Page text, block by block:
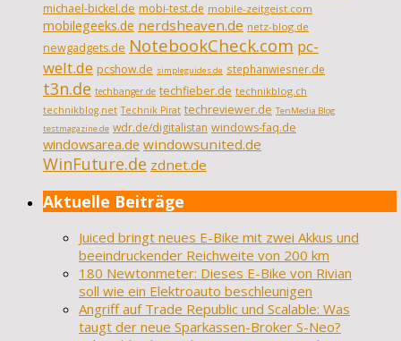
michael-bickel.de mobi-test.de mobile-zeitgeist.com
mobilegeeks.de nerdsheaven.de netz-blog.de
newgadgets.de NotebookCheck.com pc-
welt.de pcshow.de simpleguides.de stephanwiesner.de
t3n.de techbanger.de techfieber.de technikblog.ch
technikblog.net Technik Pirat techreviewer.de TenMedia Blog
testmagazine.de wdr.de/digitalistan windows-faq.de
windowsarea.de windowsunited.de
WinFuture.de zdnet.de
Aktuelle Beiträge
Juiced bringt neues E-Bike mit zwei Akkus und
beeindruckender Reichweite von 200 km
180 Newtonmeter: Dieses E-Bike von Rivian
soll wie ein Elektroauto beschleunigen
Angriff auf Trade Republic und Scalable: Was
taugt der neue Sparkassen-Broker S-Neo?